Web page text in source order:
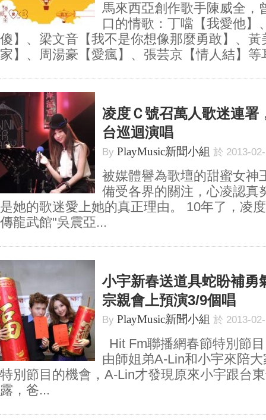
馬來西亞創作歌手陳威全，
口的情歌：丁噹【我愛他】
傻】、梁文音【我不是你想像那麼勇敢】、黃
家】、周湯豪【愛瘋】、張芸京【情人結】等
凌度Ｃ號召萬人歌迷連署
台巡迴演唱
By PlayMusic新聞小組 於 2013-
被媒體譽為歌壇的甜蜜女神
備受各界的關注，心凌認真
是她的歌迷愛上她的真正理由。 10年了，凌
傳龍武館"吳震亞...
小宇新春送道具蛇盼補
宗親會上預演3/9個唱
By PlayMusic新聞小組 於 2013-
Hit Fm聯播網春節特別節
由師姐弟A-Lin和小宇來陪
特別節目的機會，A-Lin才發現原來小宇跟台
露，爸...